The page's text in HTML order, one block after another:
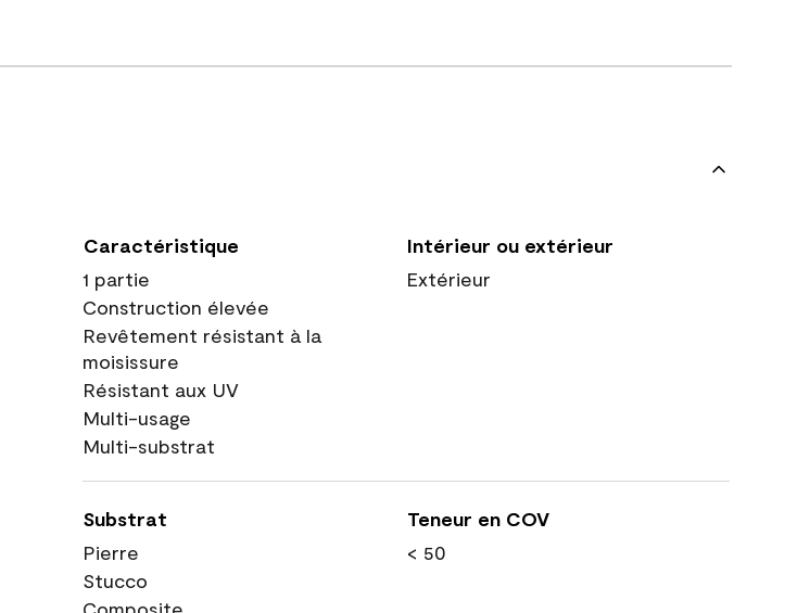
Caractéristique
1 partie
Construction élevée
Revêtement résistant à la
moisissure
Résistant aux UV
Multi-usage
Multi-substrat
Intérieur ou extérieur
Extérieur
Substrat
Pierre
Stucco
Teneur en COV
< 50